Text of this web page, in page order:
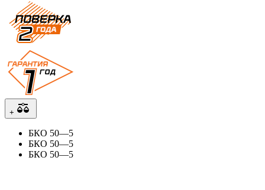
+
БКО 50—5
БКО 50—5
БКО 50—5